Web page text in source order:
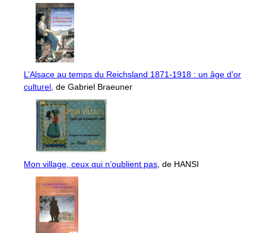
L’Alsace au temps du Reichsland 1871-1918 : un âge d’or
culturel, de Gabriel Braeuner
Mon village, ceux qui n’oublient pas, de HANSI